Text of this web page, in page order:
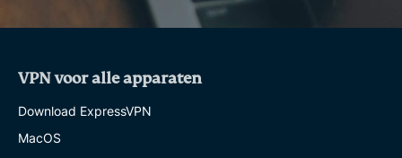
VPN voor alle apparaten
Download ExpressVPN
MacOS